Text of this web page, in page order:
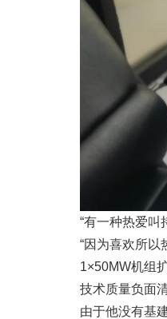
“有一种热爱叫
“因为喜欢所
1×50MW机组
技术质量负面
由于他没有基